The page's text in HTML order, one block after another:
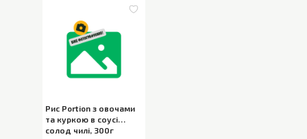
Рис Portion з овочами
та куркою в соусі
солод чилі, 300г